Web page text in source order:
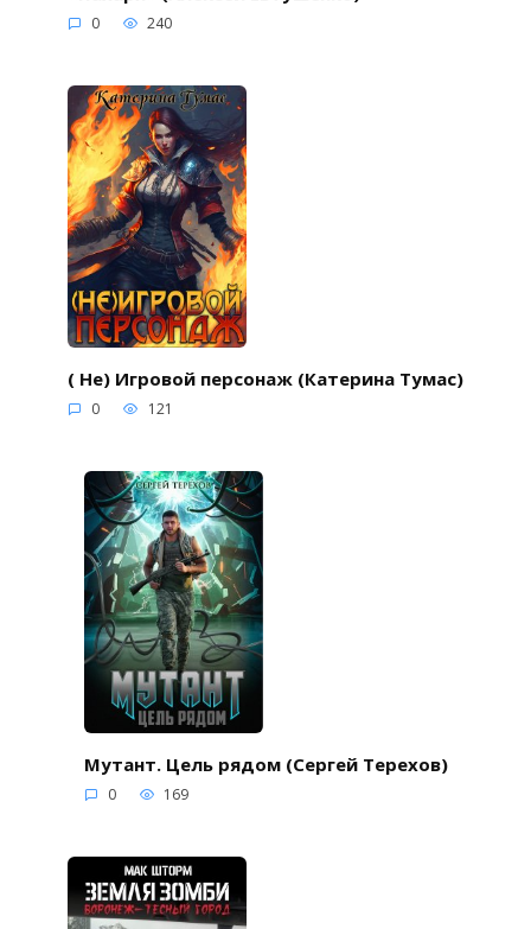
0 240
( Не) Игровой персонаж (Катерина Тумас)
0 121
Мутант. Цель рядом (Сергей Терехов)
0 169